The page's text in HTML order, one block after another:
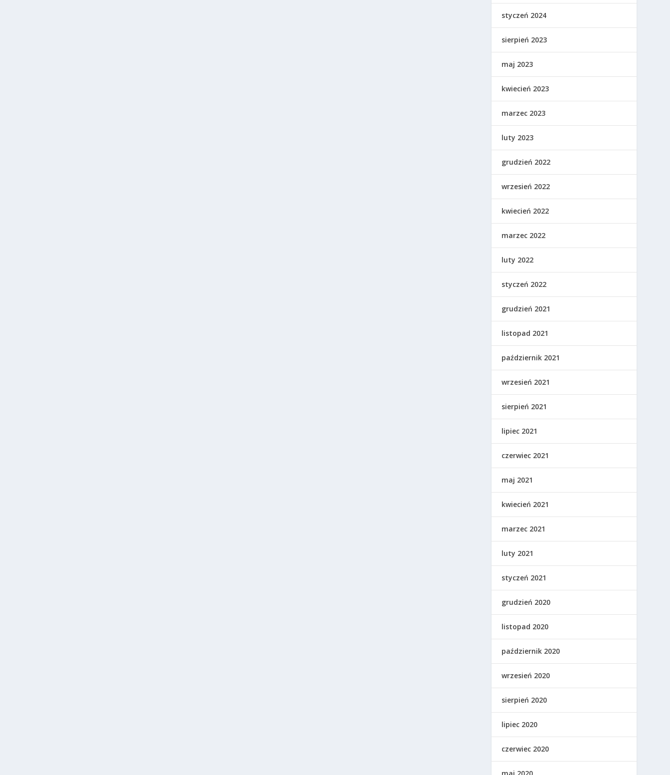
styczeń 2024
sierpień 2023
maj 2023
kwiecień 2023
marzec 2023
luty 2023
grudzień 2022
wrzesień 2022
kwiecień 2022
marzec 2022
luty 2022
styczeń 2022
grudzień 2021
listopad 2021
październik 2021
wrzesień 2021
sierpień 2021
lipiec 2021
czerwiec 2021
maj 2021
kwiecień 2021
marzec 2021
luty 2021
styczeń 2021
grudzień 2020
listopad 2020
październik 2020
wrzesień 2020
sierpień 2020
lipiec 2020
czerwiec 2020